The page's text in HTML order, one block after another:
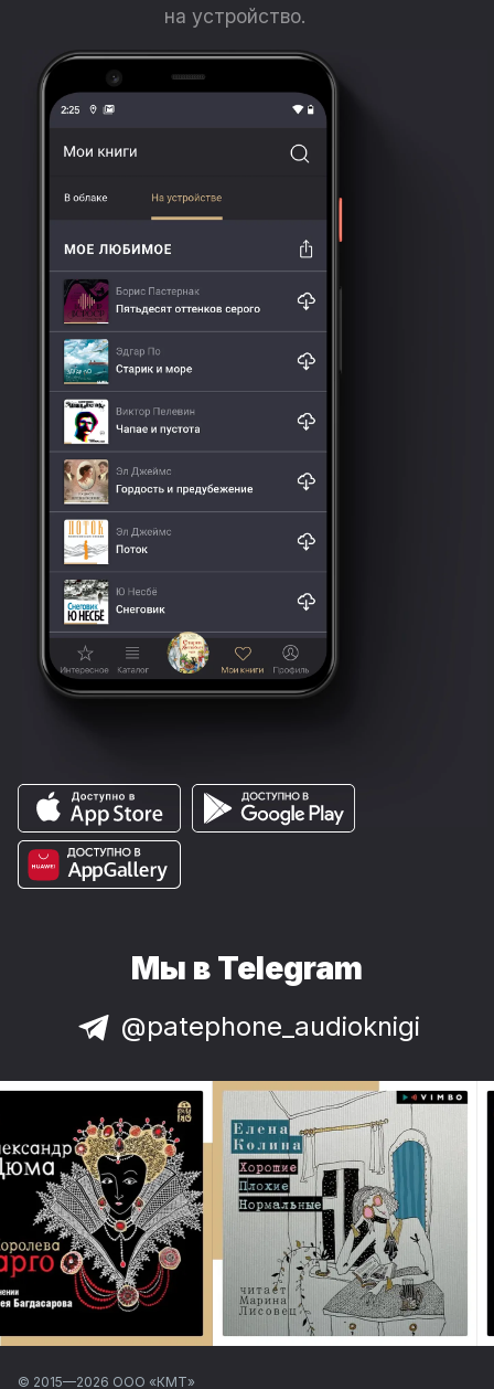
на устройство.
Мы в Telegram
@patephone_audioknigi
© 2015—2026 ООО «КМТ»